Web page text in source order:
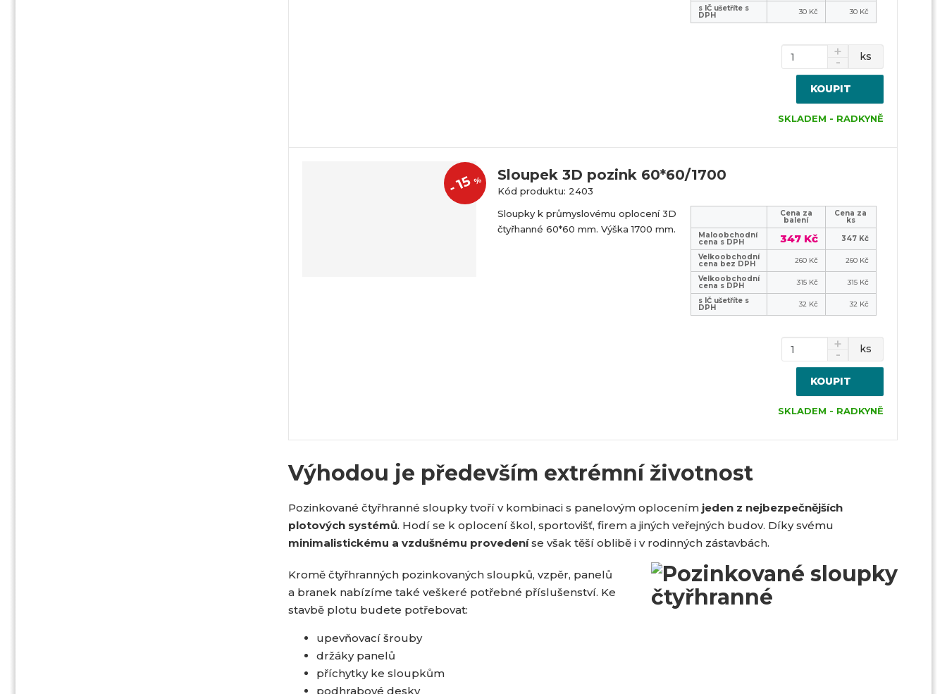
s IČ ušetříte s
DPH 30 Kč 30 Kč
ks
KOUPIT
SKLADEM - RADKYNĚ
Sloupek 3D pozink 60*60/1700
Kód produktu: 2403
-
15%
Sloupky k průmyslovému oplocení 3D
čtyřhanné 60*60 mm. Výška 1700 mm.
Cena za
balení
Cena za
ks
Maloobchodní
cena s DPH 347 Kč
347 Kč
Velkoobchodní
cena bez DPH 260 Kč
260 Kč
Velkoobchodní
cena s DPH 315 Kč
315 Kč
s IČ ušetříte s
DPH 32 Kč 32 Kč
ks
KOUPIT
SKLADEM - RADKYNĚ
Výhodou je především extrémní životnost
Pozinkované čtyřhranné sloupky tvoří v kombinaci s panelovým oplocenímjeden z nejbezpečnějších
plotových systémů. Hodí se k oplocení škol, sportovišť, firem a jiných veřejných budov. Díky svému
minimalistickému a vzdušnému provedeníse však těší oblibě i v rodinných zástavbách.
Kromě čtyřhranných pozinkovaných sloupků, vzpěr, panelů
a branek nabízíme také veškeré potřebné příslušenství. Ke
stavbě plotu budete potřebovat:
upevňovací šrouby
držáky panelů
příchytky ke sloupkům
podhrabové desky